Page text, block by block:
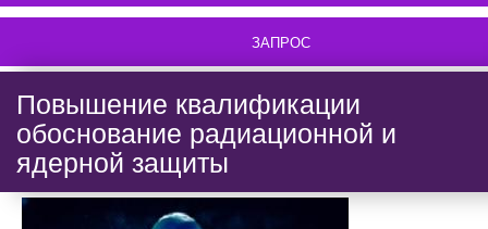
ЗАПРОС
Повышение квалификации
обоснование радиационной и
ядерной защиты